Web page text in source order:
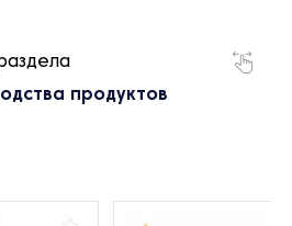
продуктов